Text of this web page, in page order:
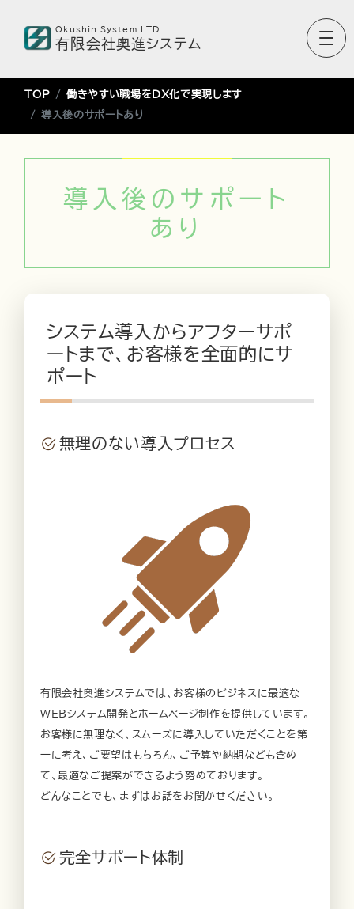
Okushin System LTD.
有限会社奥進システム
TOP
働きやすい職場をDX化で実現します
導入後のサポートあり
導入後のサポート
あり
システム導入からアフターサポ
ートまで、お客様を全面的にサ
ポート
無理のない導入プロセス
有限会社奥進システムでは、お客様のビジネスに最適な
WEBシステム開発とホームページ制作を提供しています。
お客様に無理なく、スムーズに導入していただくことを第
一に考え、ご要望はもちろん、ご予算や納期なども含め
て、最適なご提案ができるよう努めております。
どんなことでも、まずはお話をお聞かせください。
完全サポート体制